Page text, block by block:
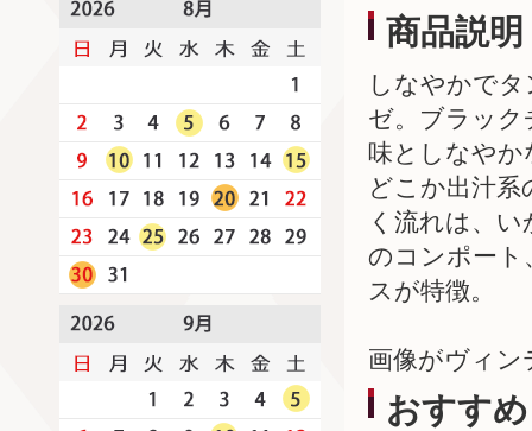
商品説明
しなやかで
ゼ。ブラッ
味としなや
どこか出汁
く流れは、
のコンポート
スが特徴。
画像がヴィン
おすすめ